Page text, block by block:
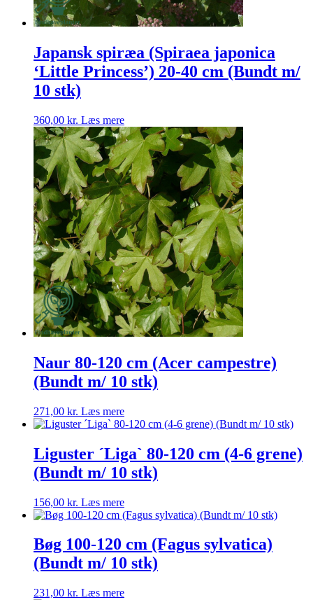
Japansk spiræa (Spiraea japonica
‘Little Princess’) 20-40 cm (Bundt m/
10 stk)
360,00 kr. Læs mere
Naur 80-120 cm (Acer campestre)
(Bundt m/ 10 stk)
271,00 kr. Læs mere
Liguster ´Liga` 80-120 cm (4-6 grene)
(Bundt m/ 10 stk)
156,00 kr. Læs mere
Bøg 100-120 cm (Fagus sylvatica)
(Bundt m/ 10 stk)
231,00 kr. Læs mere